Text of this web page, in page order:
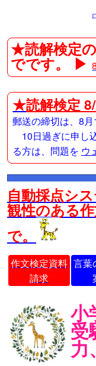
★読解検定
でです。 ▶
★読解検定 8/
郵送の締切は、8月
10日過ぎに申し
る方は、問題を ウ
自動採点シ
観性のある
で。
作文検定資料
請求
言葉
小
受
力